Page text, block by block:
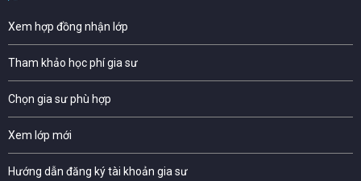
Xem hợp đồng nhận lớp
Tham khảo học phí gia sư
Chọn gia sư phù hợp
Xem lớp mới
Hướng dẫn đăng ký tài khoản gia sư